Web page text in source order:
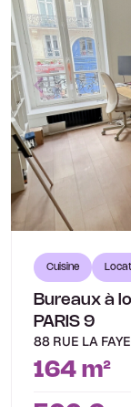
Cuisine
Bureaux à
PARIS 9
88 RUE LA
164 m²